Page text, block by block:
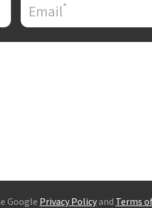
Email*
Google Privacy Policyand Terms